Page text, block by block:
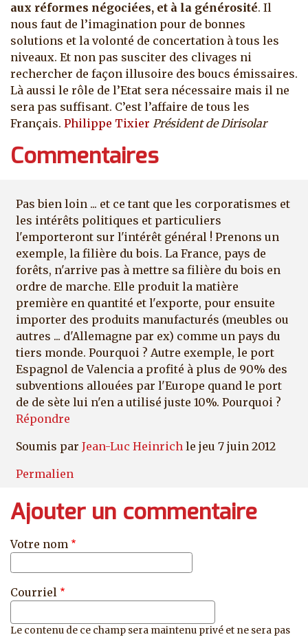
aux réformes négociées, et à la générosité. Il
nous faut de l’imagination pour de bonnes
solutions et la volonté de concertation à tous les
niveaux. Et non pas susciter des clivages ni
rechercher de façon illusoire des boucs émissaires.
Là aussi le rôle de l’Etat sera nécessaire mais il ne
sera pas suffisant. C’est l’affaire de tous les
Français. Philippe Tixier Président de Dirisolar
Commentaires
Pas bien loin ... et ce tant que les corporatismes et
les intérêts politiques et particuliers
l'emporteront sur l'intérêt général ! Prenons un
exemple, la filière du bois. La France, pays de
forêts, n'arrive pas à mettre sa filière du bois en
ordre de marche. Elle produit la matière
première en quantité et l'exporte, pour ensuite
importer des produits manufacturés (meubles ou
autres ... d'Allemagne par ex) comme un pays du
tiers monde. Pourquoi ? Autre exemple, le port
Espagnol de Valencia a profité à plus de 90% des
subventions allouées par l'Europe quand le port
de de sète lui n'en a utilisé juste 10%. Pourquoi ?
Répondre
Soumis par Jean-Luc Heinrich le jeu 7 juin 2012
Permalien
Ajouter un commentaire
Votre nom
Courriel
Le contenu de ce champ sera maintenu privé et ne sera pas